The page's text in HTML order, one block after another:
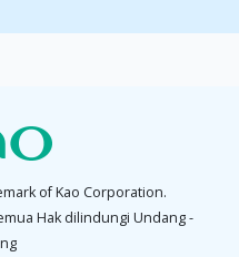
of Kao Corporation.
Hak dilindungi Undang -